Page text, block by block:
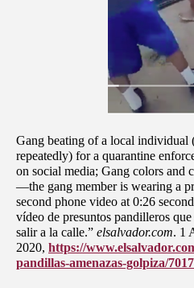
Gang beating of a local individual
repeatedly) for a quarantine
on social media; Gang colors and
—the gang member is wearing a
second phone video at 0:26
vídeo de presuntos pandilleros
salir a la calle.” elsalvador.com. 1
2020, https://
pandillas-amenazas-golpiza/